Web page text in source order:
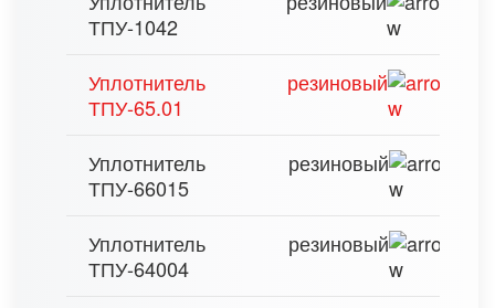
ТПУ-1042
Уплотнитель резиновый
ТПУ-65.01
Уплотнитель резиновый
ТПУ-66015
Уплотнитель резиновый
ТПУ-64004